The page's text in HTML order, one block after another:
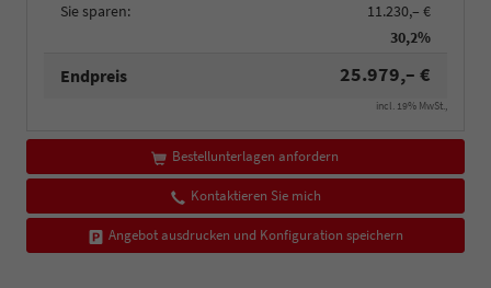
Sie sparen:
11.230,– €
30,2%
Endpreis 25.979,– €
incl. 19% MwSt.,
Bestellunterlagen anfordern
Kontaktieren Sie mich
Angebot ausdrucken und Konfiguration speichern